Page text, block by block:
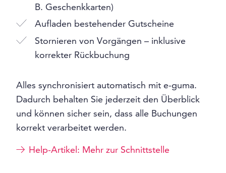
B. Geschenkkarten)
Aufladen bestehender Gutscheine
Stornieren von Vorgängen – inklusive
korrekter Rückbuchung
Alles synchronisiert automatisch mit e-guma.
Dadurch behalten Sie jederzeit den Überblick
und können sicher sein, dass alle Buchungen
korrekt verarbeitet werden.
Help-Artikel: Mehr zur Schnittstelle